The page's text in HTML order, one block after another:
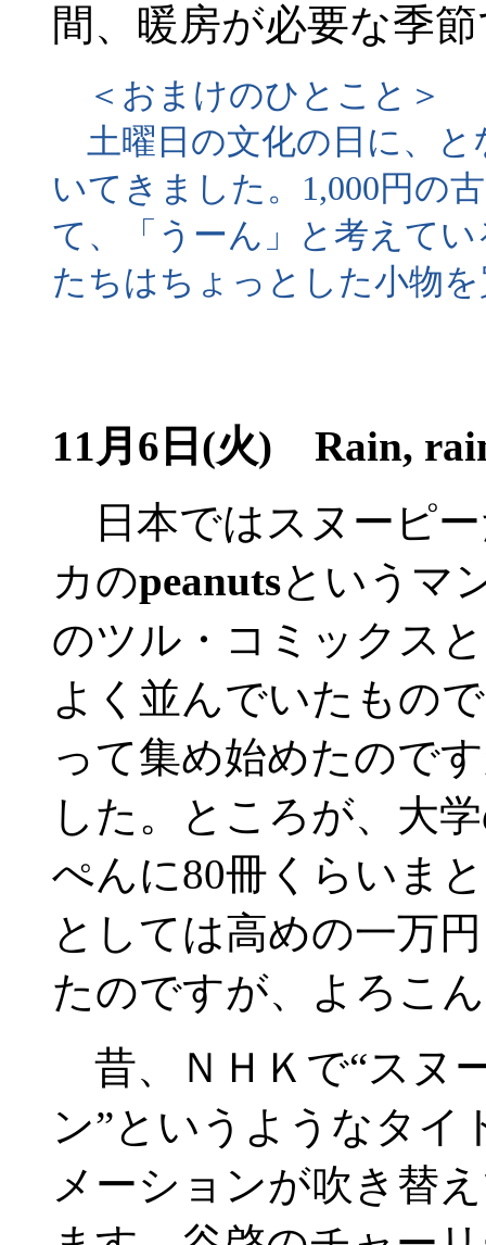
間、暖房が必要な季
＜おまけのひとこと＞
土曜日の文化の日に、と
いてきました。1,000円の
て、「うーん」と考えて
たちはちょっとした小物
11月6日(火) Rain,
日本ではスヌーピ
カのpeanutsというマ
のツル・コミックス
よく並んでいたもの
って集め始めたので
した。ところが、大
ぺんに80冊くらいま
としては高めの一万
たのですが、よろこ
昔、ＮＨＫで“スヌ
ン”というようなタイ
メーションが吹き替